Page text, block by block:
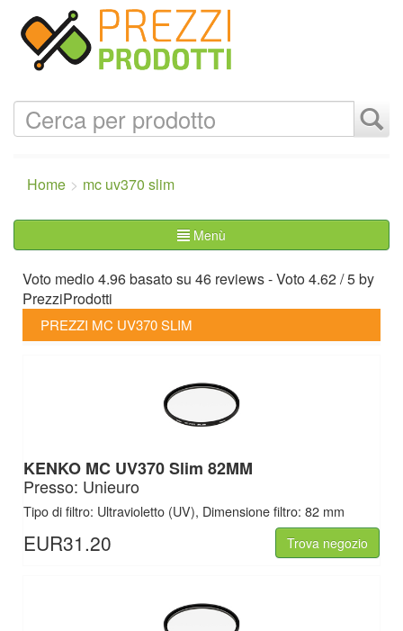
Home mc uv370 slim
Menù
Voto medio4.96basato su 46 reviews- Voto4.62/5by
PrezziProdotti
PREZZI MC UV370 SLIM
KENKO MC UV370 Slim 82MM
Presso: Unieuro
Tipo di filtro: Ultravioletto (UV), Dimensione filtro: 82 mm
EUR31.20 Trova negozio